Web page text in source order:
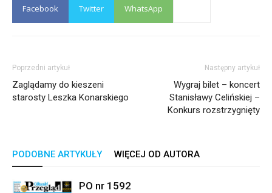
Facebook Twitter WhatsApp
Poprzedni artykuł
Zaglądamy do kieszeni
starosty Leszka Konarskiego
Następny artykuł
Wygraj bilet – koncert
Stanisławy Celińskiej –
Konkurs rozstrzygnięty
PODOBNE ARTYKUŁY WIĘCEJ OD AUTORA
PO nr 1592